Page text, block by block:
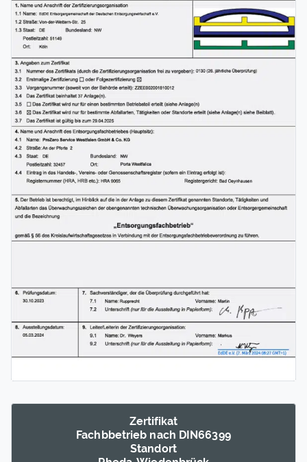
Zertifikat
Fachb­betrieb nach DIN66399
Standort